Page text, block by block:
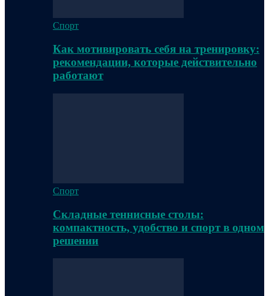
Спорт
Как мотивировать себя на тренировку:
рекомендации, которые действительно
работают
Спорт
Складные теннисные столы:
компактность, удобство и спорт в одном
решении